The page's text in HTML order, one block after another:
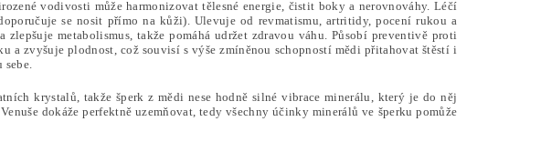
vodivosti může harmonizovat tělesné energie, čistit boky a nerovnováhy. Léčí
se nosit přímo na kůži). Ulevuje od revmatismu, artritidy, pocení rukou a
metabolismus, takže pomáhá udržet zdravou váhu. Působí preventivě proti
a zvyšuje plodnost, což souvisí s výše zmíněnou schopností mědi přitahovat štěstí i
sebe.
krystalů, takže šperk z mědi nese hodně silné vibrace minerálu, který je do něj
dokáže perfektně uzemňovat, tedy všechny účinky minerálů ve šperku pomůže